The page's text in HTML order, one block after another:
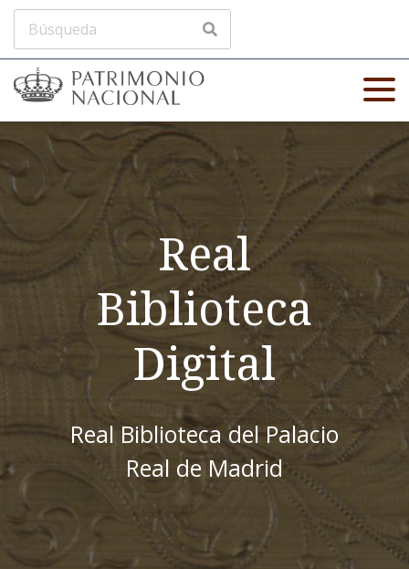
Real
Biblioteca
Digital
Real Biblioteca del Palacio
Real de Madrid